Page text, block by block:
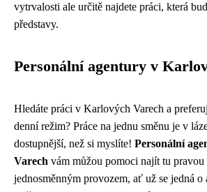
vytrvalosti ale určitě najdete práci, která
představy.
Personální agentury v
Hledáte práci v Karlových Varech a
denní režim? Práce na jednu směnu je v
dostupnější, než si myslíte! Personální
Varech vám můžou pomoci najít tu pravou
jednosměnným provozem, ať už se jedná o